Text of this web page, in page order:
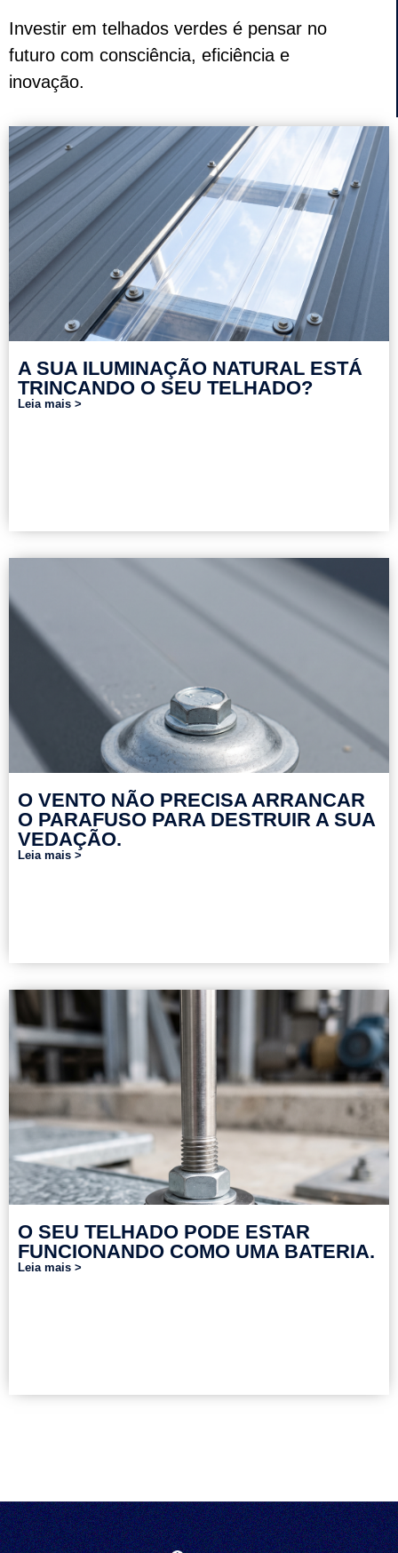
Investir em telhados verdes é pensar no
futuro com consciência, eficiência e
inovação.
A SUA ILUMINAÇÃO NATURAL ESTÁ
TRINCANDO O SEU TELHADO?
Leia mais >
O VENTO NÃO PRECISA ARRANCAR
O PARAFUSO PARA DESTRUIR A SUA
VEDAÇÃO.
Leia mais >
O SEU TELHADO PODE ESTAR
FUNCIONANDO COMO UMA BATERIA.
Leia mais >